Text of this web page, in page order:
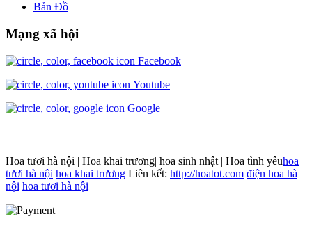
Bản Đồ
Mạng xã hội
Facebook
Youtube
Google +
Hoa tươi hà nội | Hoa khai trương| hoa sinh nhật | Hoa tình yêuhoa
tươi hà nội hoa khai trương Liên kết: http://hoatot.com điện hoa hà
nội hoa tươi hà nội